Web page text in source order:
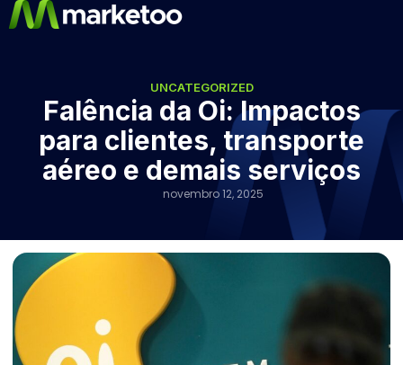
UNCATEGORIZED
Falência da Oi: Impactos
para clientes, transporte
aéreo e demais serviços
novembro 12, 2025